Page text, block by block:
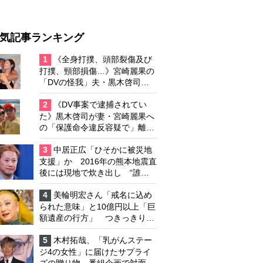
記事ランキング
1
《全身打撲、頭部裂傷及び
打撲、頸部損傷…》宮崎麗果の
「DVの怪我」夫・黒木啓司の
逮捕で始まる「夫婦の闘争」
2
《DV事案で逮捕されてい
た》黒木啓司が妻・宮崎麗果へ
の「保護命令違反容疑で」離婚
協議は「第二ステージ」へ
3
中居正広「ひそかに被災地
支援」か 2016年の熊本地震直
後には現地で炊き出し “誰に
も知られなくて良い”と、むし
ろ強まる福祉活動への思い
4
美輪明宏さん「戒名に込め
られた意味」と10億円以上「巨
額遺産の行方」 つきっきりで
私生活をサポートしていた元俳
優が相続か
5
木村拓哉、「乳がんステー
ジ4の女性」に届けたサプライ